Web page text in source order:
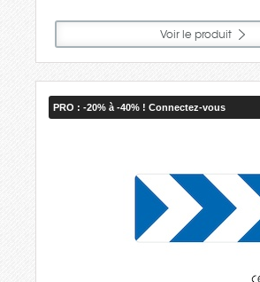
Voir le produit
PRO : -20% à -40% ! Connectez-vous